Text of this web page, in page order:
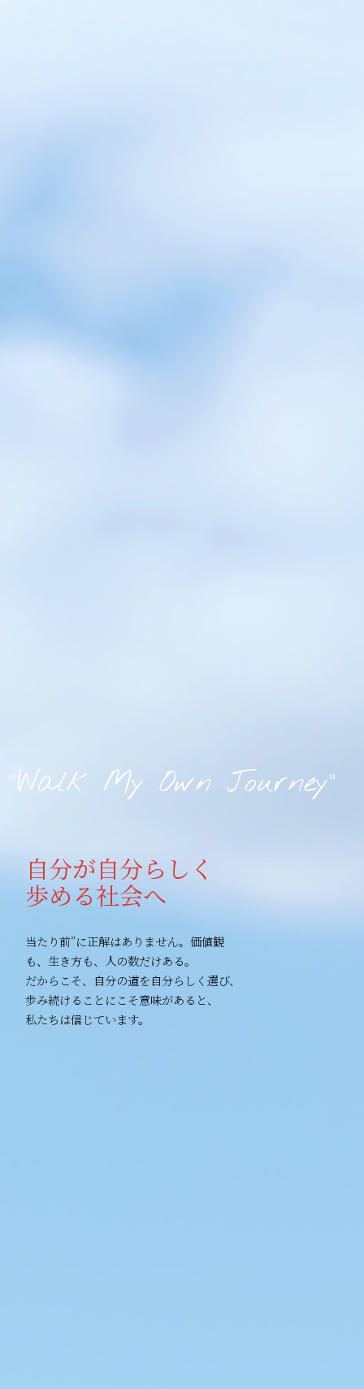
“Walk My Own Journey”
自分が自分らしく
歩める社会へ
当たり前”に正解はありません。価値観
も、生き方も、人の数だけある。
だからこそ、自分の道を自分らしく選び、
歩み続けることにこそ意味があると、
私たちは信じています。